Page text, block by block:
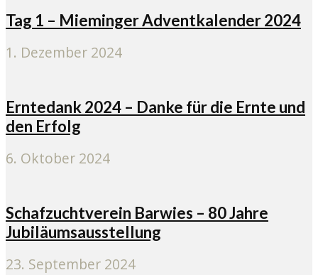
Tag 1 – Mieminger Adventkalender 2024
1. Dezember 2024
Erntedank 2024 – Danke für die Ernte und
den Erfolg
6. Oktober 2024
Schafzuchtverein Barwies – 80 Jahre
Jubiläumsausstellung
23. September 2024